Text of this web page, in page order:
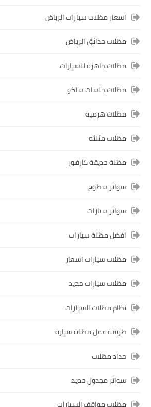
اسعار مظلات سيارات الرياض
مظلات حدائق الرياض
مظلات جاهزة للسيارات
مظلات جلسات ساكو
مظلات هرمية
مظلات مثلثه
مظلة حديقة كارفور
سواتر سطوح
سواتر سيارات
افضل مظلة سيارات
مظلات سيارات اسعار
مظلات سيارات حديد
نظام مظلات السيارات
طريقة عمل مظلة سيارة
حداد مظلات
سواتر مجدول حديد
مظلات مواقف السيارات